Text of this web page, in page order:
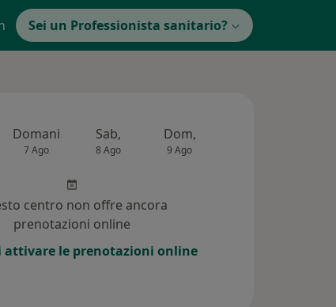
Sei un Professionista sanitario?
Domani
7 Ago
Sab,
8 Ago
Dom,
9 Ago
centro non offre ancora
prenotazioni online
attivare le prenotazioni online